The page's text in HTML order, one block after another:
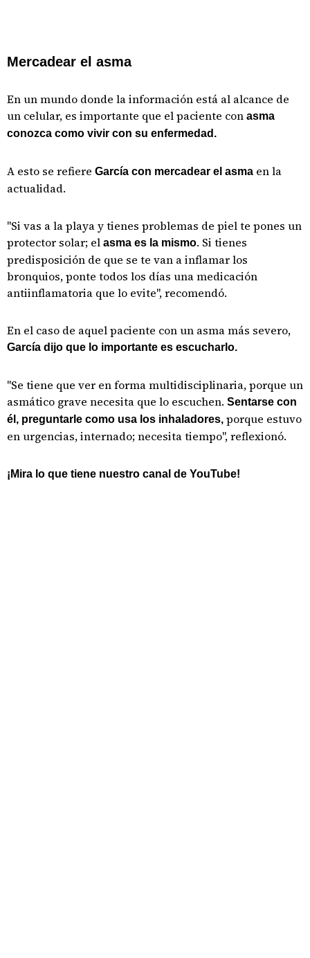
Mercadear el asma
En un mundo donde la información está al alcance de
un celular, es importante que el paciente con asma
conozca como vivir con su enfermedad.
A esto se refiere García con mercadear el asma en la
actualidad.
"Si vas a la playa y tienes problemas de piel te pones un
protector solar; el asma es la mismo. Si tienes
predisposición de que se te van a inflamar los
bronquios, ponte todos los días una medicación
antiinflamatoria que lo evite", recomendó.
En el caso de aquel paciente con un asma más severo,
García dijo que lo importante es escucharlo.
"Se tiene que ver en forma multidisciplinaria, porque un
asmático grave necesita que lo escuchen. Sentarse con
él, preguntarle como usa los inhaladores, porque estuvo
en urgencias, internado; necesita tiempo", reflexionó.
¡Mira lo que tiene nuestro canal de YouTube!